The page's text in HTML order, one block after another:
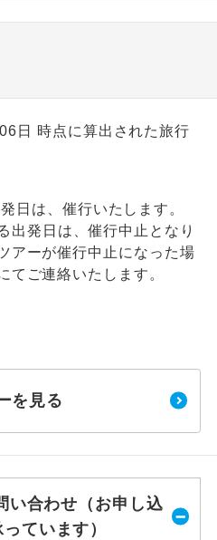
日 時点に算出された旅行
日は、催行いたします。
出発日は、催行中止となり
アーが催行中止になった場
てご連絡いたします。
を見る
い合わせ（お申し込
ています）